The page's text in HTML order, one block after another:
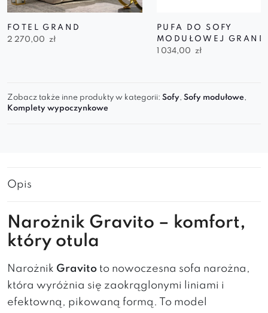
FOTEL GRAND
2 270,00
zł
PUFA DO SOFY
MODUŁOWEJ GRAND
1 034,00
zł
Zobacz także inne produkty w kategorii: Sofy, Sofy modułowe,
Komplety wypoczynkowe
Opis
Narożnik Gravito – komfort,
który otula
Narożnik Gravito to nowoczesna sofa narożna,
która wyróżnia się zaokrąglonymi liniami i
efektowną, pikowaną formą. To model